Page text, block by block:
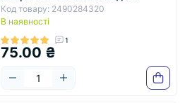
Код товару: 2490284320
В наявності
1
75.00 ₴